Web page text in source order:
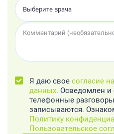
Выберите врача
Я даю свое согласие
данных. Осведомлен и
телефонные
записываются.
Политику
Пользовательское